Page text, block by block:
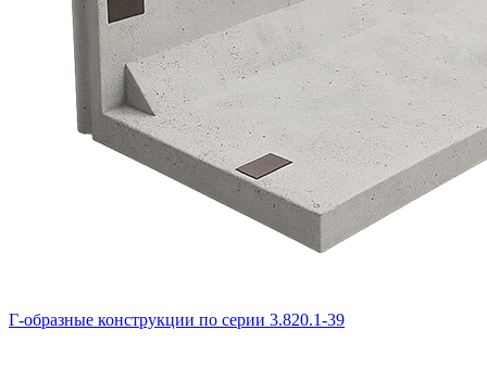
Г-образные конструкции по серии 3.820.1-39